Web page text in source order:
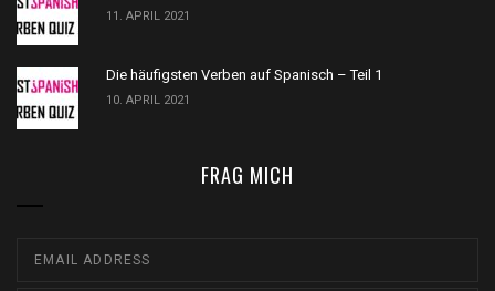
11. APRIL 2021
Die häufigsten Verben auf Spanisch – Teil 1
10. APRIL 2021
FRAG MICH